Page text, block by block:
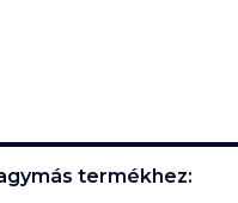
termékhez: